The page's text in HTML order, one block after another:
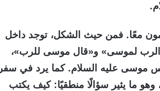
معًا. فمن حيث الشكل، توجد داخل
الرب لموسى» و«قال موسى للرب»،
موسى عليه السلام. كما يرد في سفر
ما يثير سؤالًا منطقيًا: كيف يكتب